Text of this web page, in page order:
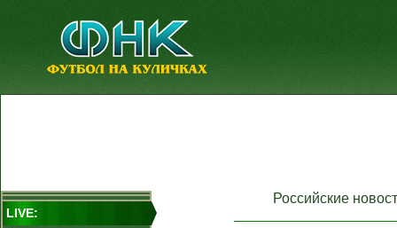
LIVE:
Российские